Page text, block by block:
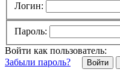
Логин:
Пароль:
Войти как пользователь:
Забыли пароль?